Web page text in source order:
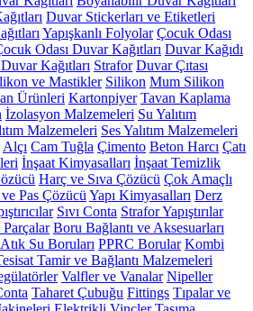
Duvar Stickerları ve Etiketleri
Yapışkanlı Folyolar Çocuk Odası
Odası Duvar Kağıtları Duvar Kağıdı
Kağıtları Strafor Duvar Çıtası
ve Mastikler Silikon Mum Silikon
Ürünleri Kartonpiyer Tavan Kaplama
İzolasyon Malzemeleri Su Yalıtım
Malzemeleri Ses Yalıtım Malzemeleri
Alçı Cam Tuğla Çimento Beton Harcı Çatı
İnşaat Kimyasalları İnşaat Temizlik
Harç ve Sıva Çözücü Çok Amaçlı
ve Pas Çözücü Yapı Kimyasalları Derz
Sıvı Conta Strafor Yapıştırılar
Boru Bağlantı ve Aksesuarları
Atık Su Boruları PPRC Borular Kombi
Tamir ve Bağlantı Malzemeleri
Valfler ve Vanalar Nipeller
Taharet Çubuğu Fittings Tıpalar ve